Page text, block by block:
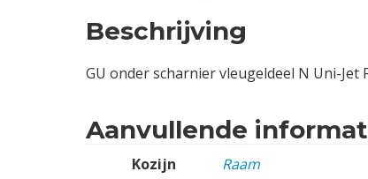
Beschrijving
GU onder scharnier vleugeldeel N Uni-Jet
Aanvullende
Kozijn
Raam